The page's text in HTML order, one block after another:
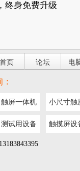
终身免费升级
首页 论坛 电
触屏一体机 小尺寸触
测试用设备 触摸屏设